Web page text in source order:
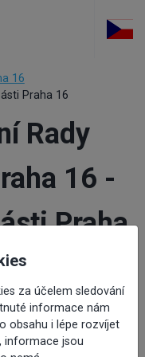
16
Praha 16
Rady
16 -
Praha
za účelem sledování
informace nám
obsahu i lépe rozvíjet
informace jsou